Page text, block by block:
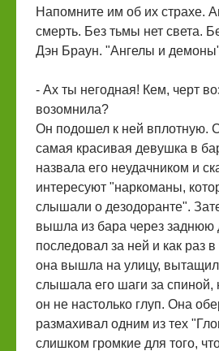
Напомните им об их страхе.
смерть. Без тьмы нет света.
Дэн Браун. "Ангелы и
- Ах ты негодная! Кем, черт
возомнила?
Он подошел к ней вплотную.
самая красивая девушка в
назвала его неудачником и
интересуют "наркоманы,
слышали о дезодоранте".
вышла из бара через заднюю
последовал за ней и как раз в
она вышла на улицу, вытащил
слышала его шаги за спиной,
он не настолько глуп. Она
размахивал одним из тех
слишком громкие для того,